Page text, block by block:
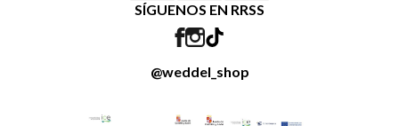
SÍGUENOS EN RRSS
@weddel_shop